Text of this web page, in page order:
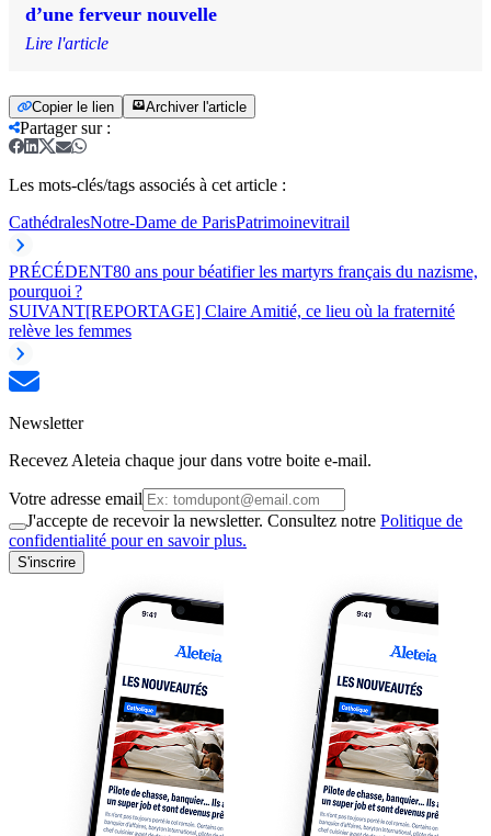
d’une ferveur nouvelle
Lire l'article
Copier le lien Archiver l'article
Partager sur:
Les mots-clés/tags associés à cet article :
CathédralesNotre-Dame de ParisPatrimoinevitrail
PRÉCÉDENT80 ans pour béatifier les martyrs français du nazisme,
pourquoi ?
SUIVANT[REPORTAGE] Claire Amitié, ce lieu où la fraternité
relève les femmes
Newsletter
Recevez Aleteia chaque jour dans votre boite e-mail.
Votre adresse email
J'accepte de recevoir la newsletter. Consultez notre Politique de
confidentialité pour en savoir plus.
S'inscrire